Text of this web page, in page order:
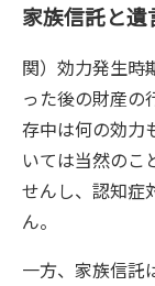
家族信託と遺
関）効力発生時
った後の財産の
存中は何の効力
いては当然のこ
せんし、認知症
ん。
一方、家族信託